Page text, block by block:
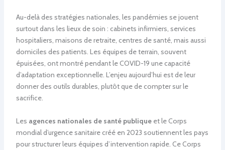
Au-delà des stratégies nationales, les pandémies se jouent
surtout dans les lieux de soin : cabinets infirmiers, services
hospitaliers, maisons de retraite, centres de santé, mais aussi
domiciles des patients. Les équipes de terrain, souvent
épuisées, ont montré pendant le COVID-19 une capacité
d’adaptation exceptionnelle. L’enjeu aujourd’hui est de leur
donner des outils durables, plutôt que de compter sur le
sacrifice.
Les agences nationales de santé publiqueet le Corps
mondial d’urgence sanitaire créé en 2023 soutiennent les pays
pour structurer leurs équipes d’intervention rapide. Ce Corps